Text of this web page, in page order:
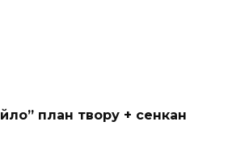
план твору + сенкан